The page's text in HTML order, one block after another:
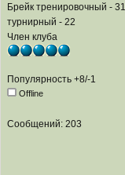
Брейк тренировочный - 31,
турнирный - 22
Член клуба
Популярность +8/-1
Offline
Сообщений: 203